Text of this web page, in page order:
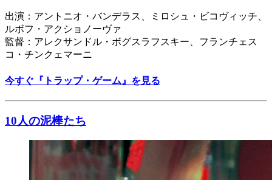
出演：アントニオ・バンデラス、ミロシュ・ビコヴィッチ、
ルボフ・アクショノーヴァ
監督：アレクサンドル・ボグスラフスキー、フランチェス
コ・チンクェマーニ
今すぐ『トラップ・ゲーム』を見る
10人の泥棒たち